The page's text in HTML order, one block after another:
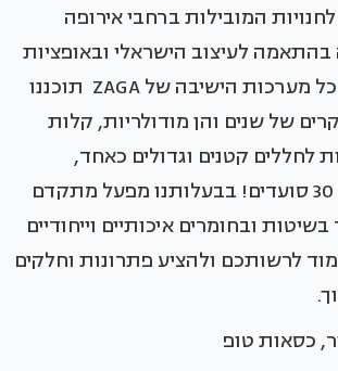
המובילות ברחבי אירופה
לעיצוב הישראלי ובאופציות
הרחבה מגוונות. כל מערכות הישיבה של ZAGA תוכננו
של שנים והן מודולריות, קלות
לחללים קטנים וגדולים כאחד,
ולאירוח של 6 עד 30 סועדים! בבעלותנו מפעל מתקדם
ובחומרים איכותיים וייחודיים
לרשותכם ולהציע פתרונות וחלקים
כסאות טופ